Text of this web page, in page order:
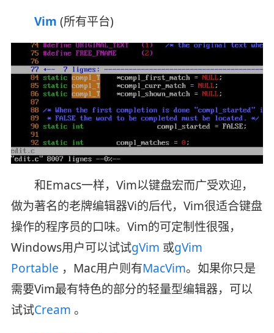
Vim (所有平台)
和Emacs一样，Vim以键盘宏而广受欢迎，
做为著名的老牌编辑器Vi的后代，Vim很适合键盘
操作的程序员的口味。Vim的可定制性很强，
Windows用户可以试试gVim 或gVim
Portable ，Mac用户则有MacVim。如果你只是
需要Vim最有特色的部分的轻量型编辑器，可以
试试Cream 。